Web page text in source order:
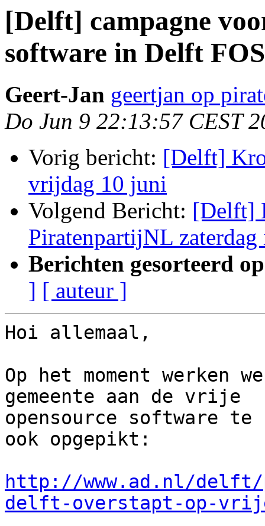
[Delft] campagne
software in Delft
Geert-Jan geertjan op
Do Jun 9 22:13:57 CEST
Vorig bericht: [Delft]
vrijdag 10 juni
Volgend Bericht: [Delft]
PiratenpartijNL
Berichten gesorteerd
] [ auteur ]
Hoi allemaal,
Op het moment werken
gemeente aan de vrije
opensource software
ook opgepikt:
http://www.ad.nl/
delft-overstapt-op-